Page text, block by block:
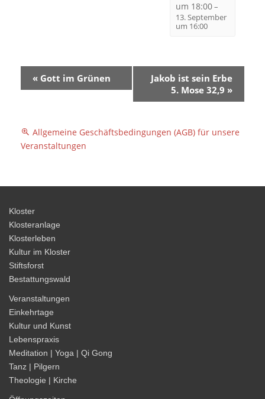
um 18:00–
13. September
um 16:00
V
e
n
s
t
u
n
g
-
N
a
v
i
g
a
t
« Gott im Grünen
Jakob ist sein Erbe
5. Mose 32,9 »
Allgemeine Geschäftsbedingungen (AGB) für unsere
Veranstaltungen
Kloster
Klosteranlage
Klosterleben
Kultur im Kloster
Stiftsforst
Bestattungswald
Veranstaltungen
Einkehrtage
Kultur und Kunst
Lebenspraxis
Meditation | Yoga | Qi Gong
Tanz | Pilgern
Theologie | Kirche